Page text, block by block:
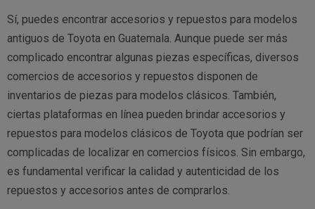
Sí, puedes encontrar accesorios y repuestos para modelos
antiguos de Toyota en Guatemala. Aunque puede ser más
complicado encontrar algunas piezas específicas, diversos
comercios de accesorios y repuestos disponen de
inventarios de piezas para modelos clásicos. También,
ciertas plataformas en línea pueden brindar accesorios y
repuestos para modelos clásicos de Toyota que podrían ser
complicadas de localizar en comercios físicos. Sin embargo,
es fundamental verificar la calidad y autenticidad de los
repuestos y accesorios antes de comprarlos.